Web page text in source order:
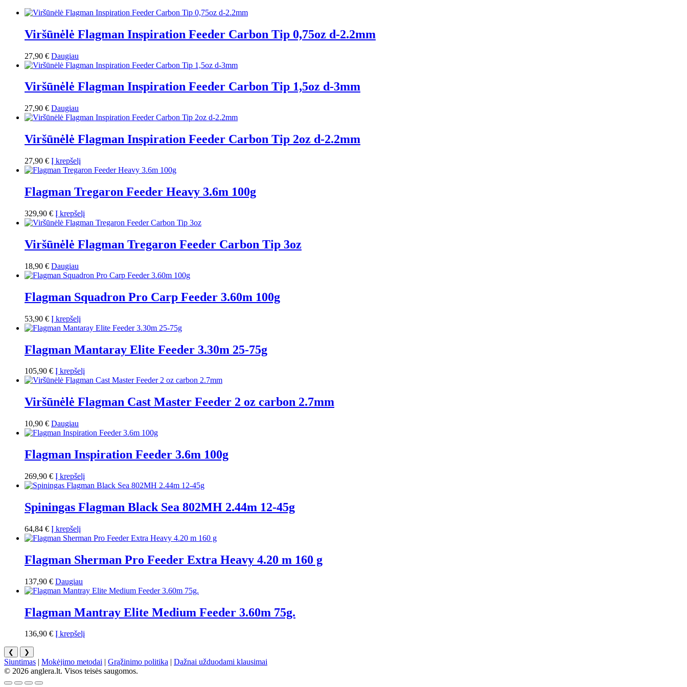
Viršūnėlė Flagman Inspiration Feeder Carbon Tip 0,75oz d-2.2mm
27,90 € Daugiau
Viršūnėlė Flagman Inspiration Feeder Carbon Tip 1,5oz d-3mm
27,90 € Daugiau
Viršūnėlė Flagman Inspiration Feeder Carbon Tip 2oz d-2.2mm
27,90 € Į krepšelį
Flagman Tregaron Feeder Heavy 3.6m 100g
329,90 € Į krepšelį
Viršūnėlė Flagman Tregaron Feeder Carbon Tip 3oz
18,90 € Daugiau
Flagman Squadron Pro Сarp Feeder 3.60m 100g
53,90 € Į krepšelį
Flagman Mantaray Elite Feeder 3.30m 25-75g
105,90 € Į krepšelį
Viršūnėlė Flagman Cast Master Feeder 2 oz carbon 2.7mm
10,90 € Daugiau
Flagman Inspiration Feeder 3.6m 100g
269,90 € Į krepšelį
Spiningas Flagman Black Sea 802MH 2.44m 12-45g
64,84 € Į krepšelį
Flagman Sherman Pro Feeder Extra Heavy 4.20 m 160 g
137,90 € Daugiau
Flagman Mantray Elite Medium Feeder 3.60m 75g.
136,90 € Į krepšelį
❮ ❯
Siuntimas Mokėjimo metodai Grąžinimo politika
Dažnai užduodami klausimai
© 2026 anglera.lt. Visos teisės saugomos.